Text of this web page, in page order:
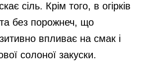
сіль. Крім того, в огірків
без порожнеч, що
впливає на смак і
солоної закуски.